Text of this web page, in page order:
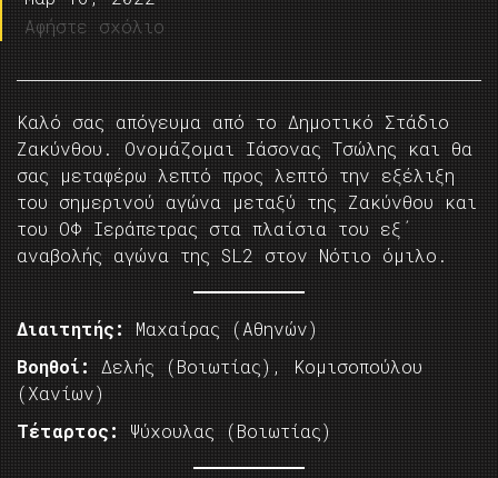
Αφήστε σχόλιο
Kαλό σας απόγευμα από το Δημοτικό Στάδιο
Ζακύνθου. Ονομάζομαι Ιάσονας Τσώλης και θα
σας μεταφέρω λεπτό προς λεπτό την εξέλιξη
του σημερινού αγώνα μεταξύ της Ζακύνθου και
του ΟΦ Ιεράπετρας στα πλαίσια του εξ΄
αναβολής αγώνα της SL2 στον Νότιο όμιλο.
Διαιτητής:
Μαχαίρας (Αθηνών)
Βοηθοί:
Δελής (Βοιωτίας), Κομισοπούλου
(Χανίων)
Τέταρτος:
Ψύχουλας (Βοιωτίας)